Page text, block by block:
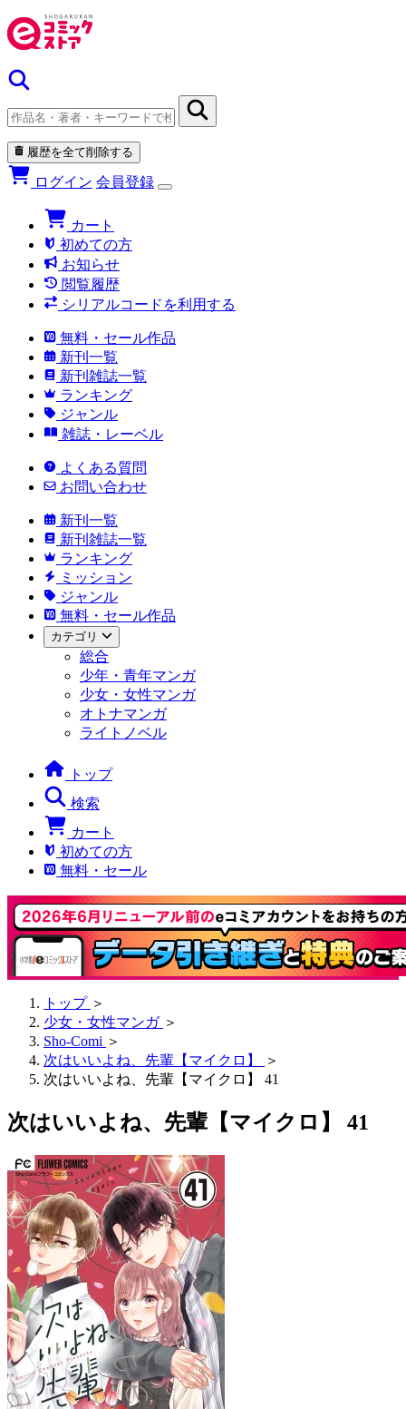
履歴を全て削除する
ログイン 会員登録
カート
初めての方
お知らせ
閲覧履歴
シリアルコードを利用する
無料・セール作品
新刊一覧
新刊雑誌一覧
ランキング
ジャンル
雑誌・レーベル
よくある質問
お問い合わせ
新刊一覧
新刊雑誌一覧
ランキング
ミッション
ジャンル
無料・セール作品
カテゴリ
総合
少年・青年マンガ
少女・女性マンガ
オトナマンガ
ライトノベル
トップ
検索
カート
初めての方
無料・セール
トップ ＞
少女・女性マンガ ＞
Sho-Comi ＞
次はいいよね、先輩【マイクロ】
＞
次はいいよね、先輩【マイクロ】 41
次はいいよね、先輩【マイクロ】 41